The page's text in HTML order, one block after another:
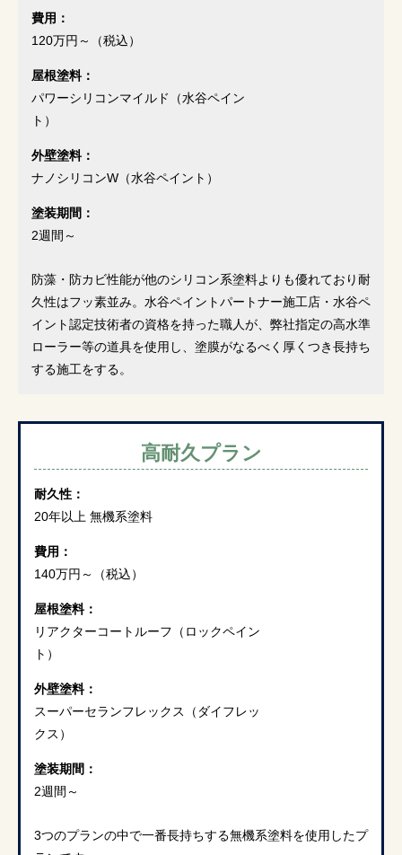
費用：
120万円～
（税込）
屋根塗料：
パワーシリコンマイルド（水谷ペイン
ト）
外壁塗料：
ナノシリコンW（水谷ペイント）
塗装期間：
2週間～
防藻・防カビ性能が他のシリコン系塗料よりも優れており耐
久性はフッ素並み。水谷ペイントパートナー施工店・水谷ペ
イント認定技術者の資格を持った職人が、弊社指定の高水準
ローラー等の道具を使用し、塗膜がなるべく厚くつき長持ち
する施工をする。
高耐久プラン
耐久性：
20年以上 無機系塗料
費用：
140万円～
（税込）
屋根塗料：
リアクターコートルーフ（ロックペイン
ト）
外壁塗料：
スーパーセランフレックス（ダイフレッ
クス）
塗装期間：
2週間～
3つのプランの中で一番長持ちする無機系塗料を使用したプ